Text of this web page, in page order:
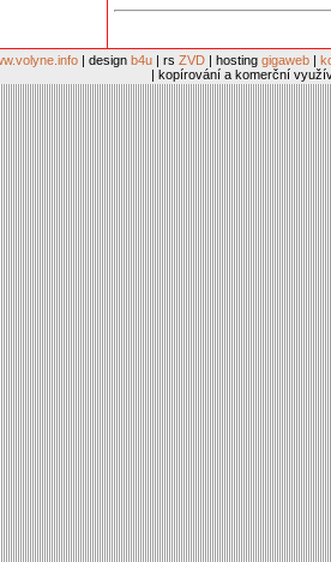
| design b4u | rs ZVD | hosting gigaweb |
| kopírování a komerční